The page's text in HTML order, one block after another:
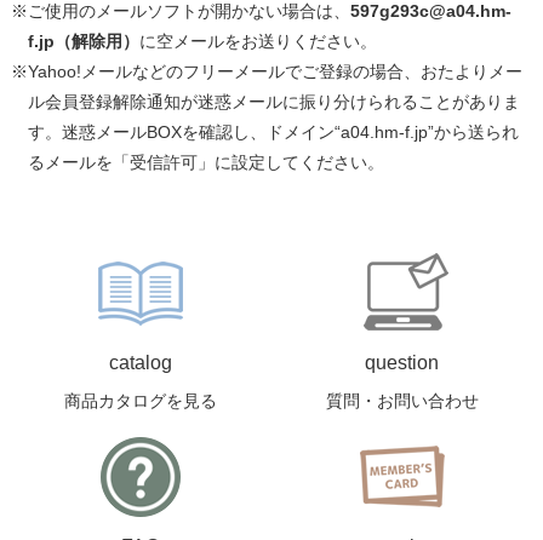
※ご使用のメールソフトが開かない場合は、 597g293c@a04.hm-
f.jp（解除用） に空メールをお送りください。
※Yahoo!メールなどのフリーメールでご登録の場合、おたよりメー
ル会員登録解除通知が迷惑メールに振り分けられることがありま
す。迷惑メールBOXを確認し、ドメイン“a04.hm-f.jp”から送られ
るメールを「受信許可」に設定してください。
catalog
商品カタログを見る
question
質問・お問い合わせ